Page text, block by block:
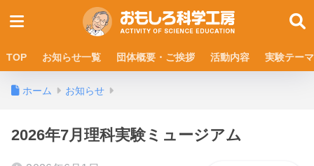
TOP お知らせ一覧 団体概要・ご挨拶 活動内容 実験テーマ
ホーム お知らせ
2026年7月理科実験ミュージアム